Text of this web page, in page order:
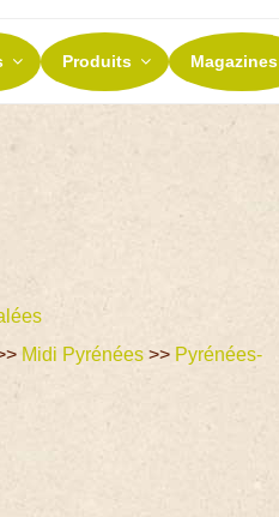
Produits Magazines
Midi Pyrénées>> Pyrénées-